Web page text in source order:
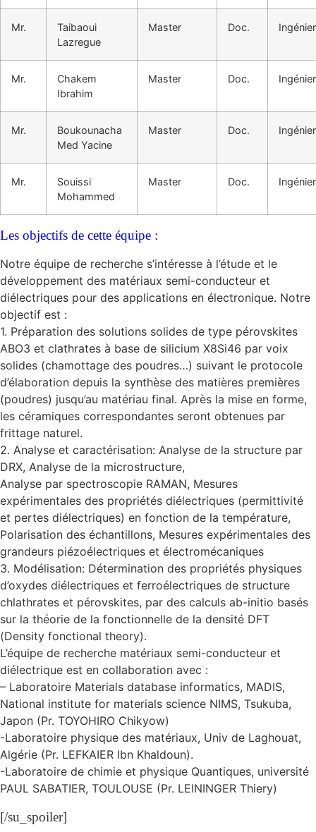
Mr.
Taibaoui
Lazregue
Master Doc.
Mr.
Chakem
Ibrahim
Master Doc.
Mr.
Boukounacha
Med Yacine
Master Doc.
Mr.
Souissi
Mohammed
Master Doc.
Les objectifs de cette équipe :
Notre équipe de recherche s’intéresse à l’étude et le
développement des matériaux semi-conducteur et
diélectriques pour des applications en électronique. Notre
objectif est :
1. Préparation des solutions solides de type pérovskites
ABO3 et clathrates à base de silicium X8Si46 par voix
solides (chamottage des poudres…) suivant le protocole
d’élaboration depuis la synthèse des matières premières
(poudres) jusqu’au matériau final. Après la mise en forme,
les céramiques correspondantes seront obtenues par
frittage naturel.
2. Analyse et caractérisation: Analyse de la structure par
DRX, Analyse de la microstructure,
Analyse par spectroscopie RAMAN, Mesures
expérimentales des propriétés diélectriques (permittivité
et pertes diélectriques) en fonction de la température,
Polarisation des échantillons, Mesures expérimentales des
grandeurs piézoélectriques et électromécaniques
3. Modélisation: Détermination des propriétés physiques
d’oxydes diélectriques et ferroélectriques de structure
chlathrates et pérovskites, par des calculs ab-initio basés
sur la théorie de la fonctionnelle de la densité DFT
(Density fonctional theory).
L’équipe de recherche matériaux semi-conducteur et
diélectrique est en collaboration avec :
– Laboratoire Materials database informatics, MADIS,
National institute for materials science NIMS, Tsukuba,
Japon (Pr. TOYOHIRO Chikyow)
-Laboratoire physique des matériaux, Univ de Laghouat,
Algérie (Pr. LEFKAIER Ibn Khaldoun).
-Laboratoire de chimie et physique Quantiques, université
PAUL SABATIER, TOULOUSE (Pr. LEININGER Thiery)
[/su_spoiler]